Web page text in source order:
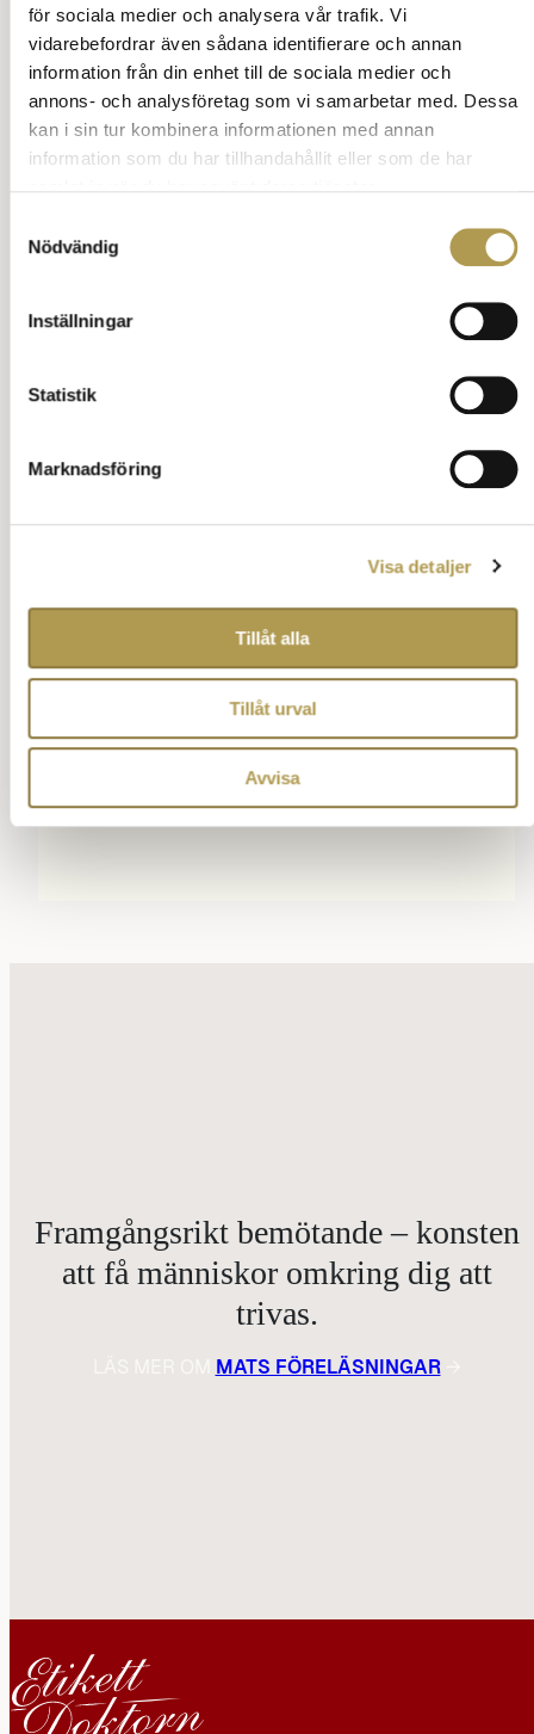
för sociala medier och analysera vår trafik. Vi
vidarebefordrar även sådana identifierare och annan
information från din enhet till de sociala medier och
annons- och analysföretag som vi samarbetar med. Dessa
kan i sin tur kombinera informationen med annan
information som du har tillhandahållit eller som de har
Nödvändig
Inställningar
Statistik
Marknadsföring
Visa detaljer
Tillåt alla
Tillåt urval
Avvisa
Videos om barn
Amma offentligt
Framgångsrikt bemötande – konsten
att få människor omkring dig att
trivas.
MATS FÖRELÄSNINGAR→